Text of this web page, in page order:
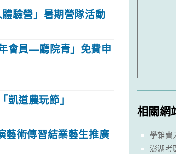
驗營」暑期營隊活動
會員—廳院青」免費申
道農玩節」
藝術傳習結業藝生推廣
相關網
學雜費
澎湖考